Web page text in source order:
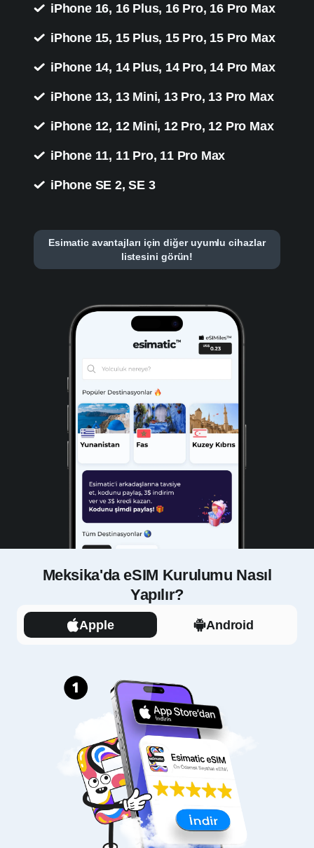
iPhone 16, 16 Plus, 16 Pro, 16 Pro Max
iPhone 15, 15 Plus, 15 Pro, 15 Pro Max
iPhone 14, 14 Plus, 14 Pro, 14 Pro Max
iPhone 13, 13 Mini, 13 Pro, 13 Pro Max
iPhone 12, 12 Mini, 12 Pro, 12 Pro Max
iPhone 11, 11 Pro, 11 Pro Max
iPhone SE 2, SE 3
Esimatic avantajları için diğer uyumlu cihazlar
listesini görün!
Meksika'da eSIM Kurulumu Nasıl
Yapılır?
Apple Android